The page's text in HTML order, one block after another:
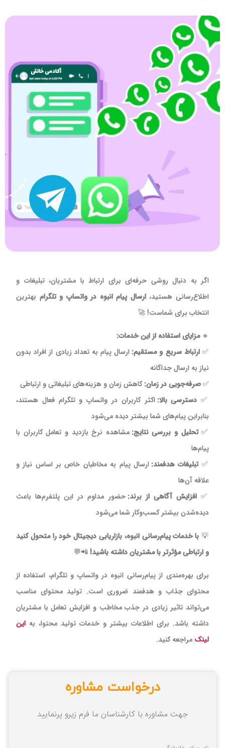
اگر به دنبال روشی حرفه‌ای برای ارتباط با مشتریان، تبلیغات و
اطلاع‌رسانی هستید،ارسال پیام انبوه در واتساپ و تلگرام بهترین
انتخاب برای شماست! 🚀
🔹مزایای استفاده از این خدمات:
✅ارتباط سریع و مستقیم: ارسال پیام به تعداد زیادی از افراد بدون
نیاز به ارسال جداگانه
✅صرفه‌جویی در زمان:کاهش زمان و هزینه‌های تبلیغاتی و ارتباطی
✅ دسترسی بالا: اکثر کاربران در واتساپ و تلگرام فعال هستند،
بنابراین پیام‌های شما بیشتر دیده می‌شود
✅تحلیل و بررسی نتایج: مشاهده نرخ بازدید و تعامل کاربران با
پیام‌ها
✅تبلیغات هدفمند: ارسال پیام به مخاطبان خاص بر اساس نیاز و
علاقه آن‌ها
✅افزایش آگاهی از برند: حضور مداوم در این پلتفرم‌ها باعث
دیده‌شدن بیشتر کسب‌وکار شما می‌شود
💡 با خدمات پیام‌رسانی انبوه، بازاریابی دیجیتال خود را متحول کنید
و ارتباطی مؤثرتر با مشتریان داشته باشید!📲💬
برای بهره‌مندی از پیام‌رسانی انبوه در واتساپ و تلگرام، استفاده از
محتوای جذاب و هدفمند ضروری است. تولید محتوای مناسب
می‌تواند تاثیر زیادی در جذب مخاطب و افزایش تعامل با مشتریان
داشته باشد. برای اطلاعات بیشتر و خدمات تولید محتوا، به این
لینک مراجعه کنید.
درخواست مشاوره
جهت مشاوره با کارشناسان ما فرم زیرو پرنمایید